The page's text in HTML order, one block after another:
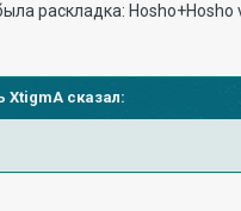
раскладка:
XtigmA сказал: